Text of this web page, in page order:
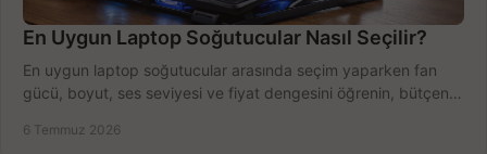
En Uygun Laptop Soğutucular Nasıl Seçilir?
En uygun laptop soğutucular arasında seçim yaparken fan
gücü, boyut, ses seviyesi ve fiyat dengesini öğrenin, bütçenizi
6 Temmuz 2026